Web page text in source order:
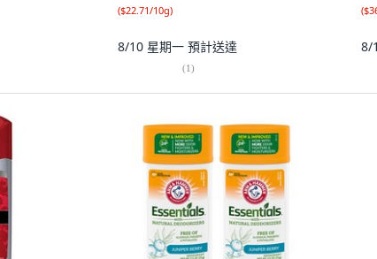
($22.71/10g)
8/10 星期一 預計送達
(1)
(
8/